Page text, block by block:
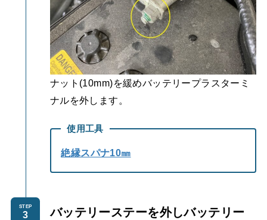
ナット(10mm)を緩めバッテリープラスターミ
ナルを外します。
使用工具
絶縁スパナ10㎜
STEP
バッテリーステーを外しバッテリー